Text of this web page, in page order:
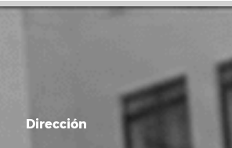
Dirección